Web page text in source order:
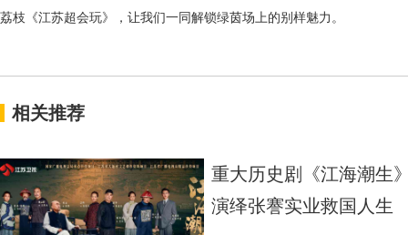
荔枝《江苏超会玩》，让我们一同解锁绿茵场上的别样魅力。
相关推荐
重大历史剧《江海潮生
演绎张謇实业救国人生